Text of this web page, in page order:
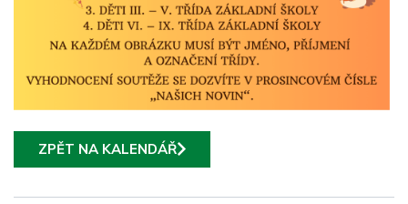
ZPĚT NA KALENDÁŘ